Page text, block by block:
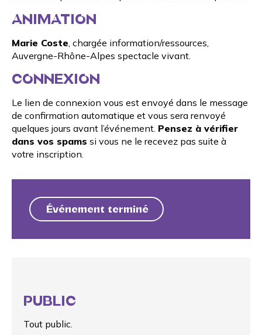
ANIMATION
Marie Coste, chargée information/ressources,
Auvergne-Rhône-Alpes spectacle vivant.
CONNEXION
Le lien de connexion vous est envoyé dans le message
de confirmation automatique et vous sera renvoyé
quelques jours avant l’événement. Pensez à vérifier
dans vos spams si vous ne le recevez pas suite à
votre inscription.
Événement terminé
PUBLIC
Tout public.